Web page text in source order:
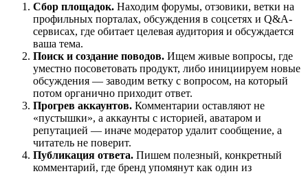
Сбор площадок. Находим форумы, отзовики, ветки на
профильных порталах, обсуждения в соцсетях и Q&A-
сервисах, где обитает целевая аудитория и обсуждается
ваша тема.
Поиск и создание поводов. Ищем живые вопросы, где
уместно посоветовать продукт, либо инициируем новые
обсуждения — заводим ветку с вопросом, на который
потом органично приходит ответ.
Прогрев аккаунтов. Комментарии оставляют не
«пустышки», а аккаунты с историей, аватаром и
репутацией — иначе модератор удалит сообщение, а
читатель не поверит.
Публикация ответа. Пишем полезный, конкретный
комментарий, где бренд упомянут как один из